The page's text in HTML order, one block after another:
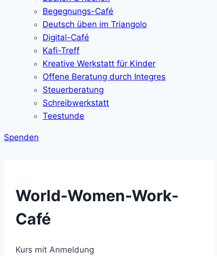
Begegnungs-Café
Deutsch üben im Triangolo
Digital-Café
Kafi-Treff
Kreative Werkstatt für Kinder
Offene Beratung durch Integres
Steuerberatung
Schreibwerkstatt
Teestunde
Spenden
World-Women-Work-
Café
Kurs mit Anmeldung